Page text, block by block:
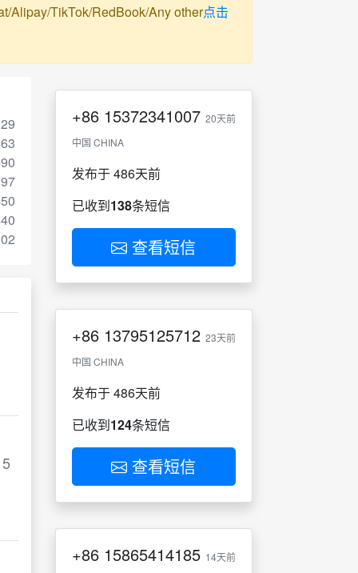
Alipay/TikTok/RedBook/Any other点击
+86 15372341007 20天前
中国 CHINA
发布于 486天前
已收到138条短信
查看短信
+86 13795125712 23天前
中国 CHINA
发布于 486天前
已收到124条短信
查看短信
+86 15865414185 14天前